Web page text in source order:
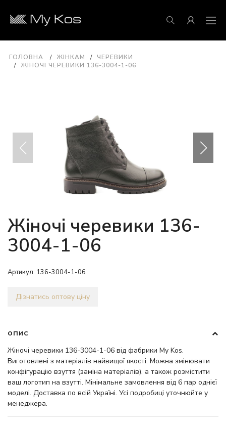
ГОЛОВНА ЖІНКАМ
ЧЕРЕВИКИ
ЖІНОЧІ ЧЕРЕВИКИ 136-3004-1-06
Жіночі черевики 136-
3004-1-06
Артикул: 136-3004-1-06
Дізнатись оптову ціну
ОПИС
Жіночі черевики 136-3004-1-06 від фабрики My Kos.
Виготовлені з матеріалів найвищої якості. Можна змінювати
конфігурацію взуття (заміна матеріалів), а також розмістити
ваш логотип на взутті. Мінімальне замовлення від 6 пар однієї
моделі. Доставка по всій Україні. Усі подробиці уточнюйте у
менеджера.